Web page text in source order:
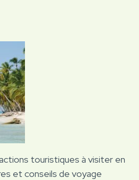
touristiques à visiter en
et conseils de voyage